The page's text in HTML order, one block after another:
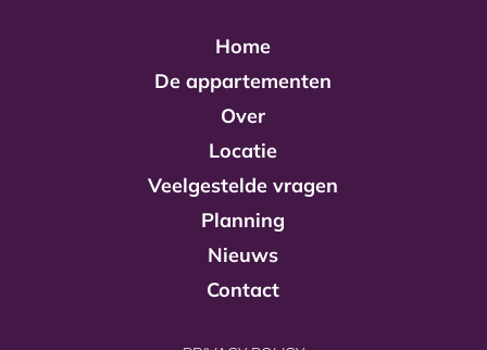
Home
De appartementen
Over
Locatie
Veelgestelde vragen
Planning
Nieuws
Contact